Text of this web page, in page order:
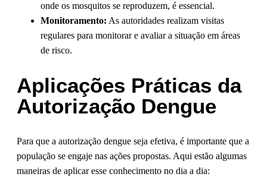
onde os mosquitos se reproduzem, é essencial.
Monitoramento: As autoridades realizam visitas
regulares para monitorar e avaliar a situação em áreas
de risco.
Aplicações Práticas da
Autorização Dengue
Para que a autorização dengue seja efetiva, é importante que a
população se engaje nas ações propostas. Aqui estão algumas
maneiras de aplicar esse conhecimento no dia a dia: